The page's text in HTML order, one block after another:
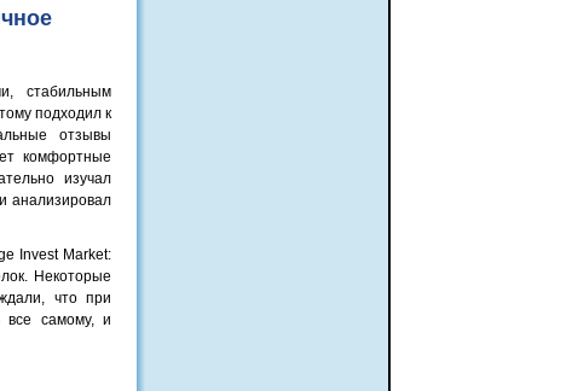
стабильным
подходил к
отзывы
комфортные
изучал
анализировал
Invest Market:
Некоторые
что при
все самому, и